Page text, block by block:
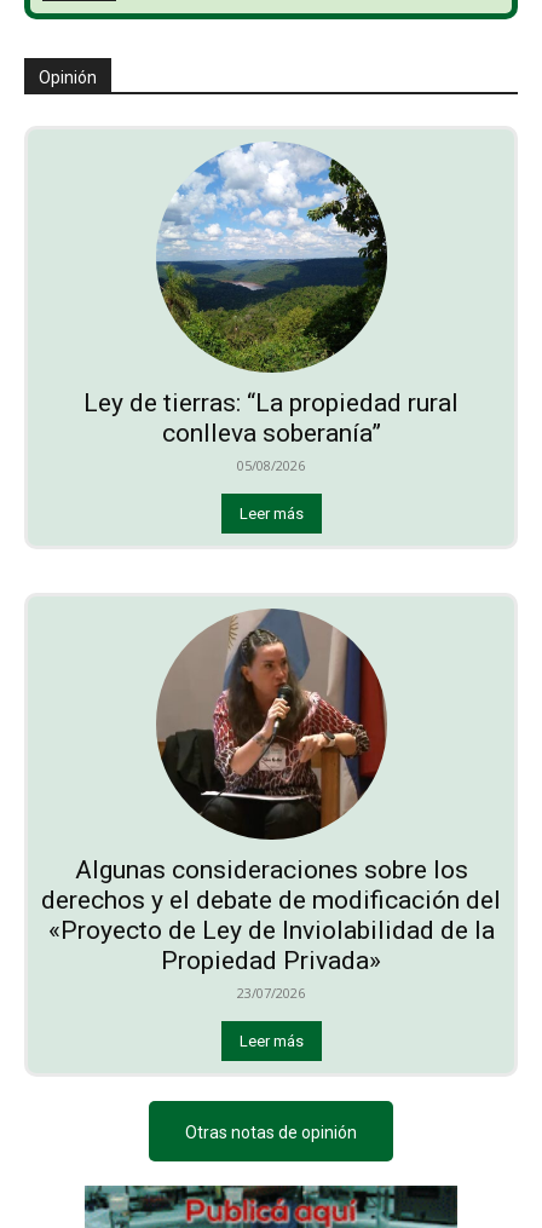
Opinión
Ley de tierras: “La propiedad rural
conlleva soberanía”
05/08/2026
Leer más
Algunas consideraciones sobre los
derechos y el debate de modificación del
«Proyecto de Ley de Inviolabilidad de la
Propiedad Privada»
23/07/2026
Leer más
Otras notas de opinión